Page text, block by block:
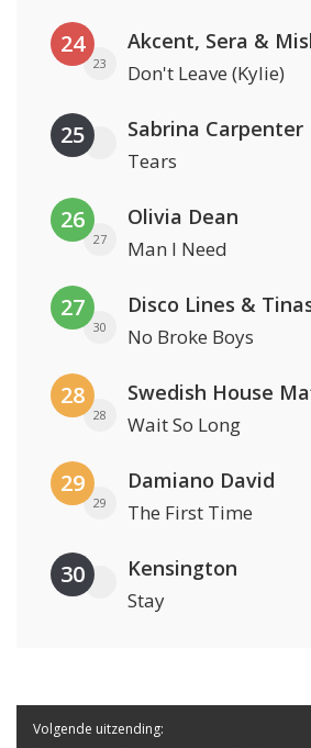
24
23
Akcent, Sera &
Don't Leave (Kylie)
25 Sabrina Carpenter
Tears
26
27
Olivia Dean
Man I Need
27
30
Disco Lines &
No Broke Boys
28
28
Swedish House
Wait So Long
29
29
Damiano David
The First Time
30 Kensington
Stay
Volgende uitzending: